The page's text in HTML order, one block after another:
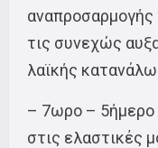
τις συνεχώς
λαϊκής
– 7ωρο – 5ήμερο
στις ελαστικές